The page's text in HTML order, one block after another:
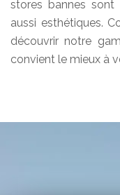
stores bannes sont
aussi esthétiques.
découvrir notre
convient le mieux à